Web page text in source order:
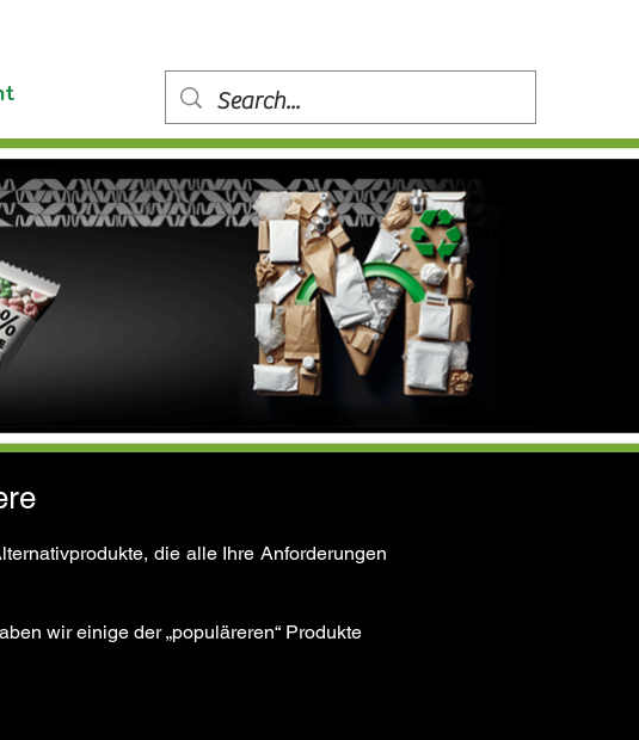
die alle Ihre Anforderungen
wir einige der „populäreren“ Produkte